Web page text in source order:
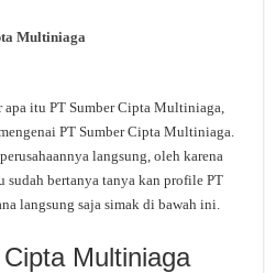
Multiniaga
itu PT Sumber Cipta Multiniaga,
PT Sumber Cipta Multiniaga.
langsung, oleh karena
bertanya tanya kan profile PT
langsung saja simak di bawah ini.
Multiniaga